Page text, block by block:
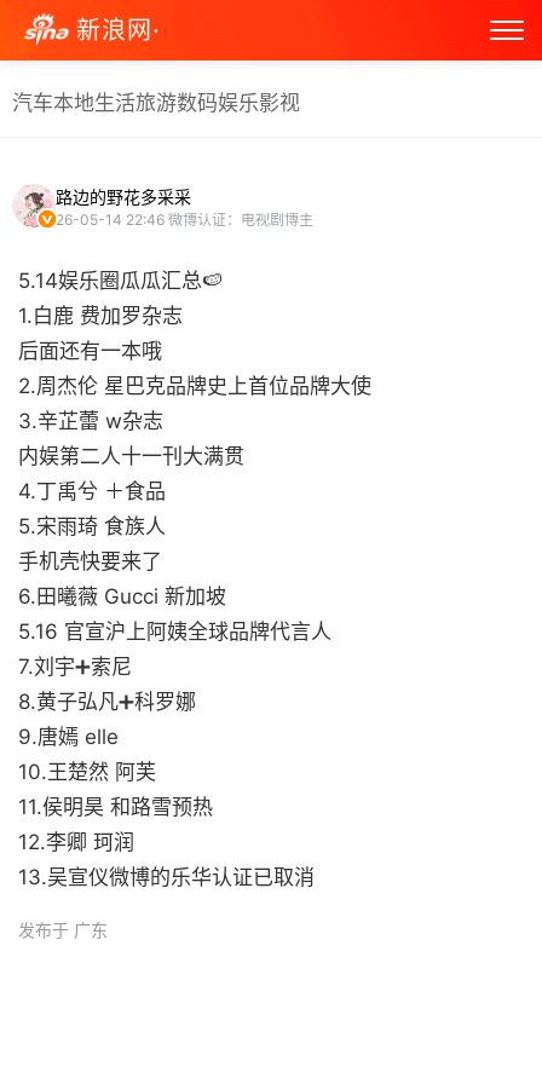
新浪网·
汽车本地生活旅游数码娱乐影视
路边的野花多采采
26-05-14 22:46 微博认证：电视剧博主
5.14娱乐圈瓜瓜汇总🍉
1.白鹿 费加罗杂志
后面还有一本哦
2.周杰伦 星巴克品牌史上首位品牌大使
3.辛芷蕾 w杂志
内娱第二人十一刊大满贯
4.丁禹兮 ＋食品
5.宋雨琦 食族人
手机壳快要来了
6.田曦薇 Gucci 新加坡
5.16 官宣沪上阿姨全球品牌代言人
7.刘宇➕索尼
8.黄子弘凡➕科罗娜
9.唐嫣 elle
10.王楚然 阿芙
11.侯明昊 和路雪预热
12.李卿 珂润
13.吴宣仪微博的乐华认证已取消
发布于 广东